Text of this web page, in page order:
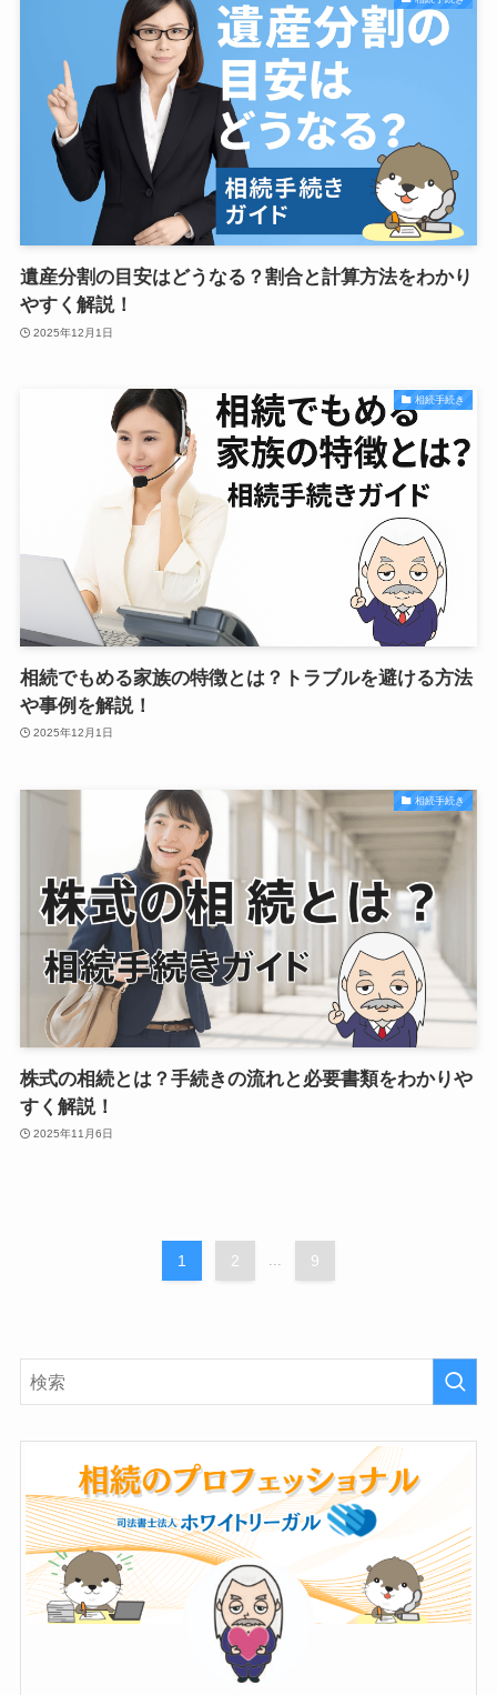
遺産分割の目安はどうなる？割合と計算方法をわかり
やすく解説！
2025年12月1日
相続手続き
相続でもめる家族の特徴とは？トラブルを避ける方法
や事例を解説！
2025年12月1日
相続手続き
株式の相続とは？手続きの流れと必要書類をわかりや
すく解説！
2025年11月6日
1 2 9